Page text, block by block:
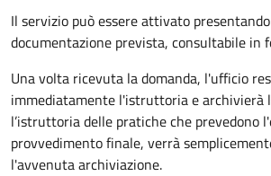
Il servizio può essere attivato
documentazione prevista, consultabile in
Una volta ricevuta la domanda, l'ufficio
immediatamente l'istruttoria e archivierà
l’istruttoria delle pratiche che prevedono
provvedimento finale, verrà
l'avvenuta archiviazione.